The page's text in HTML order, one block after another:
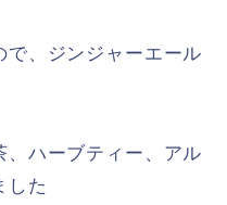
で、ジンジャーエール
ハーブティー、アル
した